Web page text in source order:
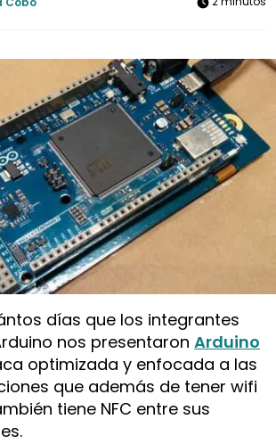
días que los integrantes
nos presentaronArduino
optimizada y enfocada a las
que además de tener wifi
tiene NFC entre sus